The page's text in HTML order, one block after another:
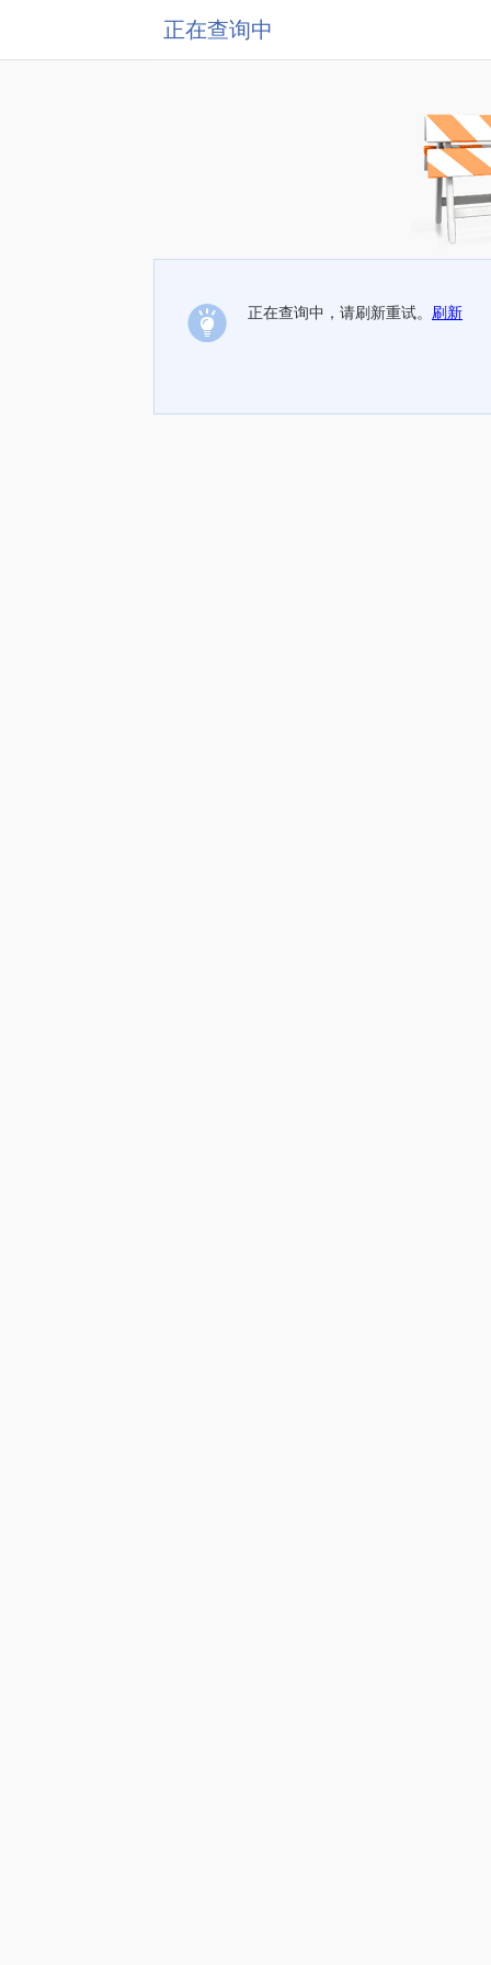
正在查询中
正在查询中，请刷新重试。 刷新